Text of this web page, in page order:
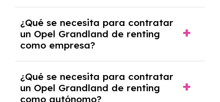
experto que te asesore.
y, en algunos casos, una consulta de solvencia
crediticia y un pago inicial.
¿Qué se necesita para contratar
un Opel Grandland de renting
como empresa?
documentación financiera y, en algunos
casos, un informe de solvencia de la empresa
¿Qué se necesita para contratar
un Opel Grandland de renting
como autónomo?